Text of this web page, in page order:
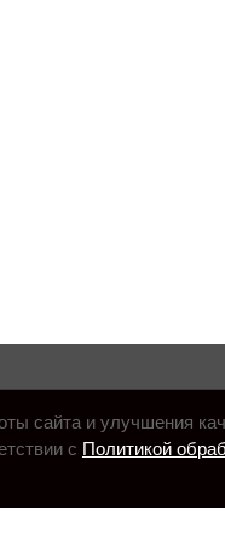
сайта и улучшения
с Политикой